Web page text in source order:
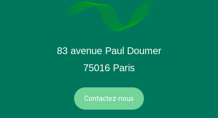
83 avenue Paul Doumer
75016 Paris
Contactez-nous